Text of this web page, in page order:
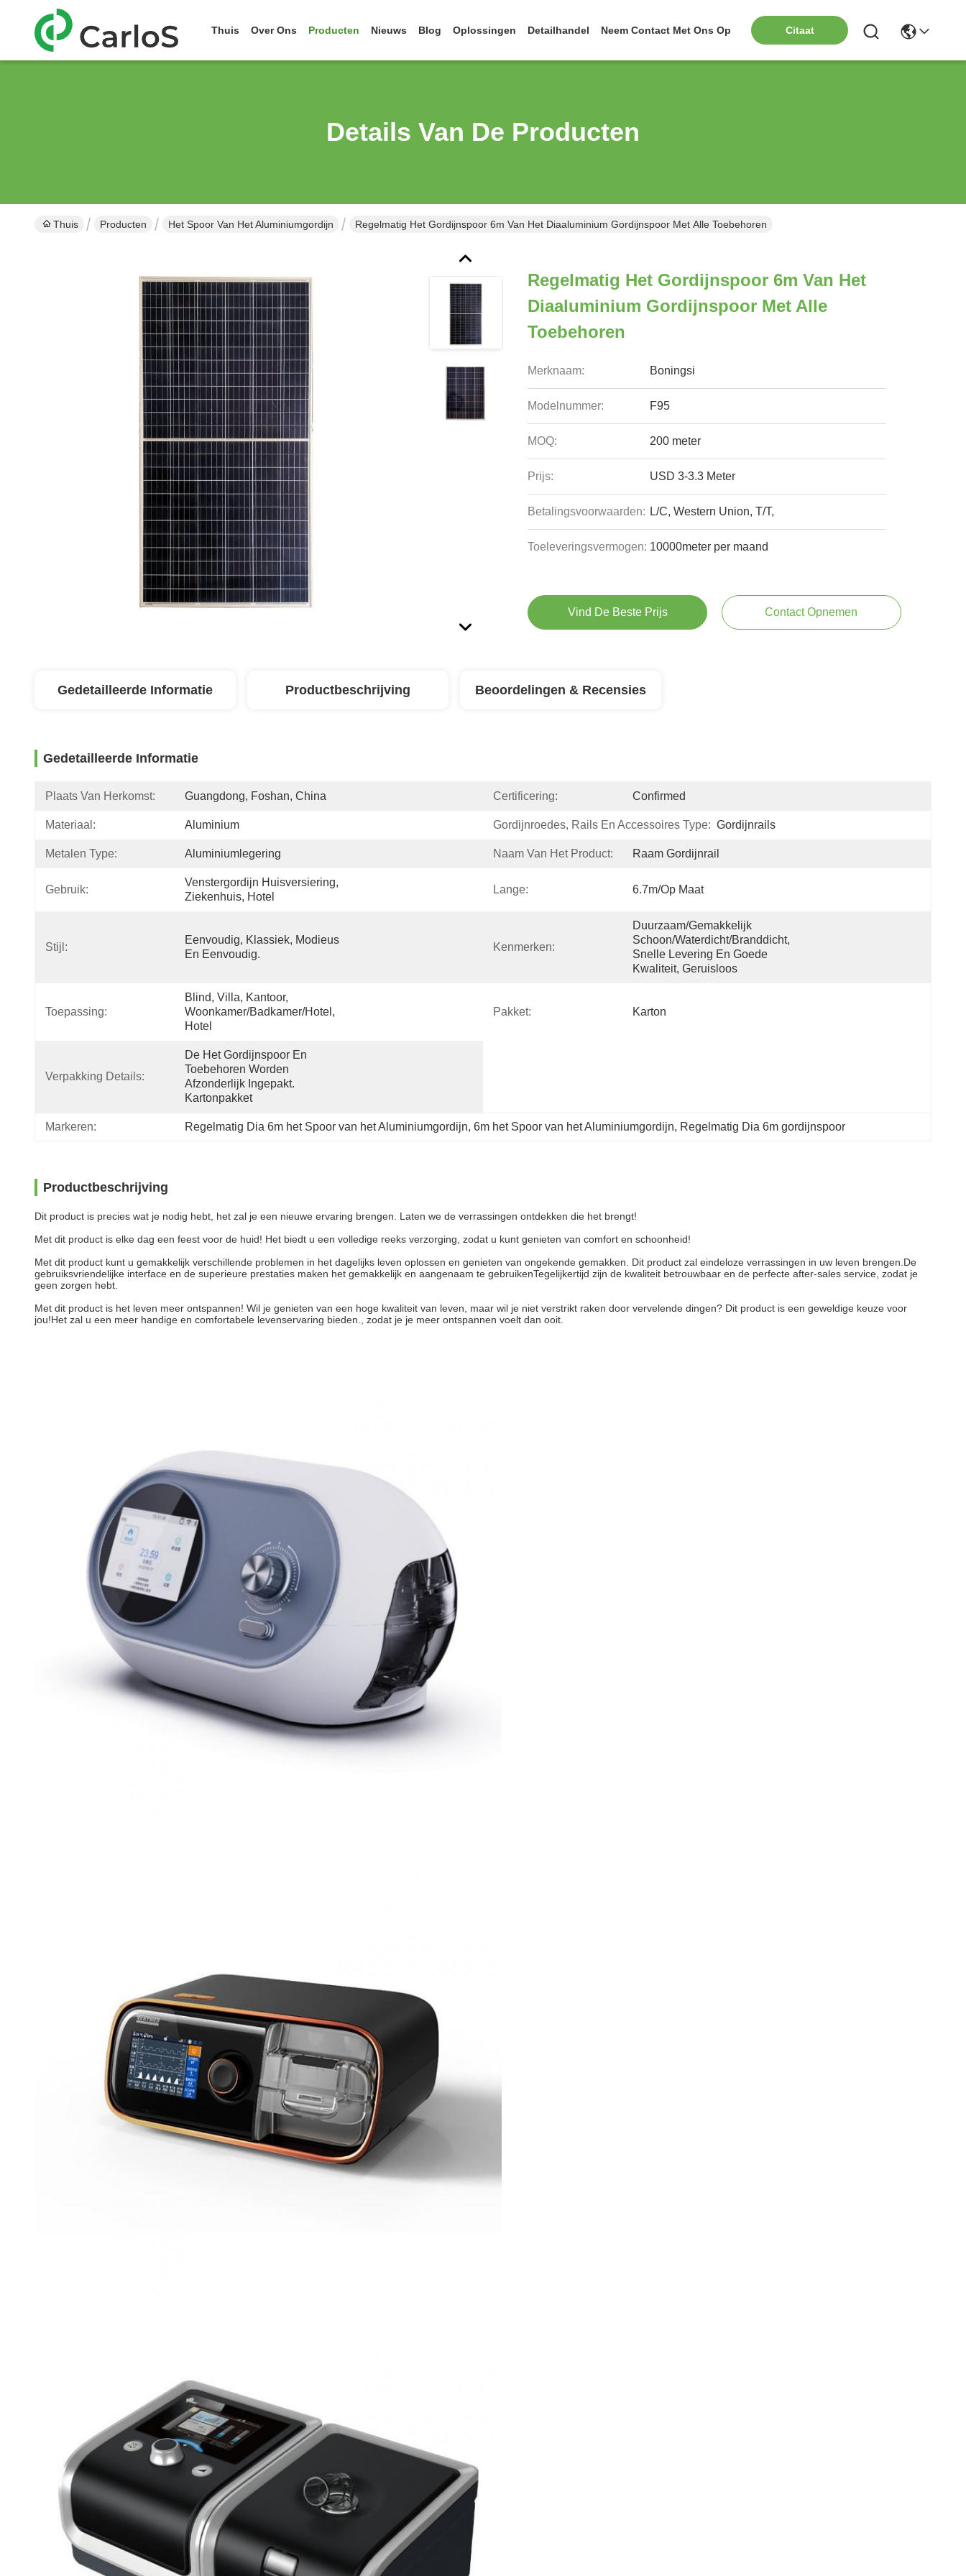
Thuis Over Ons Producten Nieuws Blog Oplossingen Detailhandel Neem Contact Met Ons Op Citaat
Details Van De Producten
Thuis Producten Het Spoor Van Het Aluminiumgordijn Regelmatig Het Gordijnspoor 6m Van Het Diaaluminium Gordijnspoor Met Alle Toebehoren
Regelmatig Het Gordijnspoor 6m Van Het
Diaaluminium Gordijnspoor Met Alle
Toebehoren
Merknaam: Boningsi
Modelnummer: F95
MOQ: 200 meter
Prijs: USD 3-3.3 Meter
Betalingsvoorwaarden: L/C, Western Union, T/T,
Toeleveringsvermogen: 10000meter per maand
Vind De Beste Prijs Contact Opnemen
Gedetailleerde Informatie Productbeschrijving Beoordelingen & Recensies
Gedetailleerde Informatie
Plaats Van Herkomst: Guangdong, Foshan, China Certificering: Confirmed
Materiaal: Aluminium Gordijnroedes, Rails En Accessoires Type: Gordijnrails
Metalen Type: Aluminiumlegering Naam Van Het Product: Raam Gordijnrail
Gebruik:
Venstergordijn Huisversiering,
Ziekenhuis, Hotel
Lange: 6.7m/op Maat
Stijl:
Eenvoudig, Klassiek, Modieus
En Eenvoudig.
Kenmerken:
Duurzaam/gemakkelijk
Schoon/waterdicht/branddicht,
Snelle Levering En Goede
Kwaliteit, Geruisloos
Toepassing:
Blind, Villa, Kantoor,
Woonkamer/badkamer/hotel,
Hotel
Pakket: Karton
Verpakking Details:
De Het Gordijnspoor En
Toebehoren Worden
Afzonderlijk Ingepakt.
Kartonpakket
Markeren: Regelmatig Dia 6m het Spoor van het Aluminiumgordijn, 6m het Spoor van het Aluminiumgordijn, Regelmatig Dia 6m gordijnspoor
Productbeschrijving
Dit product is precies wat je nodig hebt, het zal je een nieuwe ervaring brengen. Laten we de verrassingen ontdekken die het brengt!
Met dit product is elke dag een feest voor de huid! Het biedt u een volledige reeks verzorging, zodat u kunt genieten van comfort en schoonheid!
Met dit product kunt u gemakkelijk verschillende problemen in het dagelijks leven oplossen en genieten van ongekende gemakken. Dit product zal eindeloze verrassingen in uw leven brengen.De
gebruiksvriendelijke interface en de superieure prestaties maken het gemakkelijk en aangenaam te gebruikenTegelijkertijd zijn de kwaliteit betrouwbaar en de perfecte after-sales service, zodat je
geen zorgen hebt.
Met dit product is het leven meer ontspannen! Wil je genieten van een hoge kwaliteit van leven, maar wil je niet verstrikt raken door vervelende dingen? Dit product is een geweldige keuze voor
jou!Het zal u een meer handige en comfortabele levenservaring bieden., zodat je je meer ontspannen voelt dan ooit.